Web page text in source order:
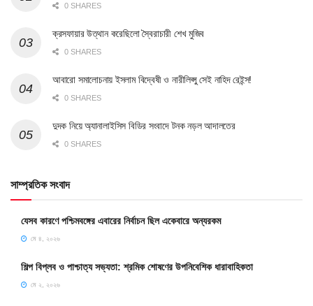
0 SHARES
ক্রসফায়ার উত্থান করেছিলো স্বৈরাচারী শেখ মুজিব
0 SHARES
আবারো সমালোচনায় ইসলাম বিদ্বেষী ও নারীলিপ্সু সেই নাহিদ রেইন্স!
0 SHARES
দুদক নিয়ে অ্যানালাইসিস বিডির সংবাদে টনক নড়ল আদালতের
0 SHARES
সাম্প্রতিক সংবাদ
যেসব কারণে পশ্চিমবঙ্গের এবারের নির্বাচন ছিল একেবারে অন্যরকম
মে ৪, ২০২৬
শিল্প বিপ্লব ও পাশ্চাত্য সভ্যতা: শ্রমিক শোষণের উপনিবেশিক ধারাবাহিকতা
মে ২, ২০২৬